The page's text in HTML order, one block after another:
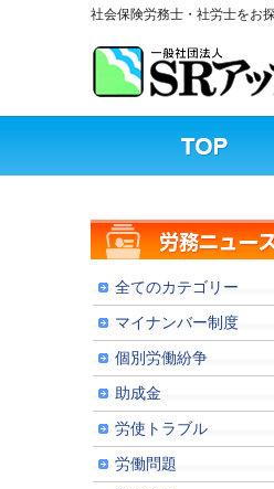
社会保険労務士・社労士をお
全てのカテゴリー
マイナンバー制度
個別労働紛争
助成金
労使トラブル
労働問題